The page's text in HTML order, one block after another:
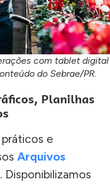
com tablet digital
do Sebrae/PR.
Planilhas
práticos e
Arquivos
Disponibilizamos